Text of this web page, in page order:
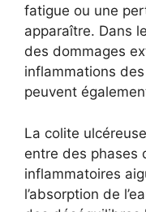
fatigue ou une
apparaître. Dans
des dommages
inflammations
peuvent
La colite
entre des phases
inflammatoires
l’absorption de